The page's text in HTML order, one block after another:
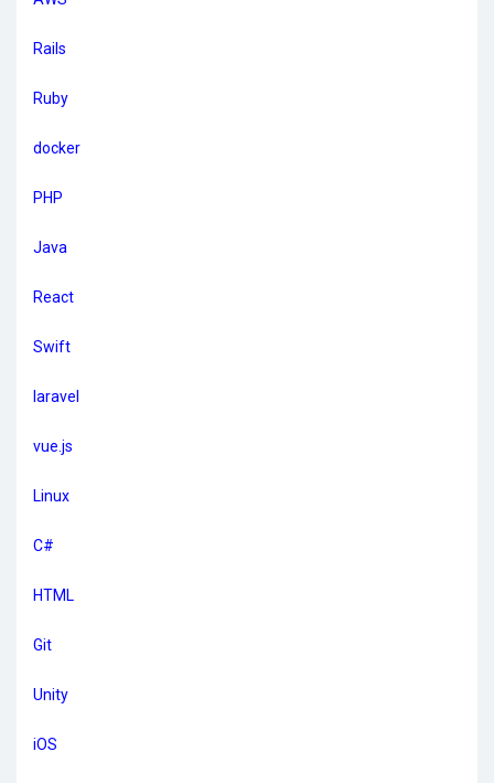
Rails
Ruby
docker
PHP
Java
React
Swift
laravel
vue.js
Linux
C#
HTML
Git
Unity
iOS